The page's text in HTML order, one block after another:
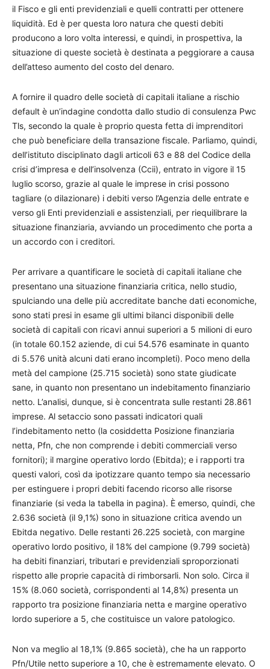
il Fisco e gli enti previdenziali e quelli contratti per ottenere
liquidità. Ed è per questa loro natura che questi debiti
producono a loro volta interessi, e quindi, in prospettiva, la
situazione di queste società è destinata a peggiorare a causa
dell’atteso aumento del costo del denaro.
A fornire il quadro delle società di capitali italiane a rischio
default è un’indagine condotta dallo studio di consulenza Pwc
Tls, secondo la quale è proprio questa fetta di imprenditori
che può beneficiare della transazione fiscale. Parliamo, quindi,
dell’istituto disciplinato dagli articoli 63 e 88 del Codice della
crisi d’impresa e dell’insolvenza (Ccii), entrato in vigore il 15
luglio scorso, grazie al quale le imprese in crisi possono
tagliare (o dilazionare) i debiti verso l’Agenzia delle entrate e
verso gli Enti previdenziali e assistenziali, per riequilibrare la
situazione finanziaria, avviando un procedimento che porta a
un accordo con i creditori.
Per arrivare a quantificare le società di capitali italiane che
presentano una situazione finanziaria critica, nello studio,
spulciando una delle più accreditate banche dati economiche,
sono stati presi in esame gli ultimi bilanci disponibili delle
società di capitali con ricavi annui superiori a 5 milioni di euro
(in totale 60.152 aziende, di cui 54.576 esaminate in quanto
di 5.576 unità alcuni dati erano incompleti). Poco meno della
metà del campione (25.715 società) sono state giudicate
sane, in quanto non presentano un indebitamento finanziario
netto. L’analisi, dunque, si è concentrata sulle restanti 28.861
imprese. Al setaccio sono passati indicatori quali
l’indebitamento netto (la cosiddetta Posizione finanziaria
netta, Pfn, che non comprende i debiti commerciali verso
fornitori); il margine operativo lordo (Ebitda); e i rapporti tra
questi valori, così da ipotizzare quanto tempo sia necessario
per estinguere i propri debiti facendo ricorso alle risorse
finanziarie (si veda la tabella in pagina). È emerso, quindi, che
2.636 società (il 9,1%) sono in situazione critica avendo un
Ebitda negativo. Delle restanti 26.225 società, con margine
operativo lordo positivo, il 18% del campione (9.799 società)
ha debiti finanziari, tributari e previdenziali sproporzionati
rispetto alle proprie capacità di rimborsarli. Non solo. Circa il
15% (8.060 società, corrispondenti al 14,8%) presenta un
rapporto tra posizione finanziaria netta e margine operativo
lordo superiore a 5, che costituisce un valore patologico.
Non va meglio al 18,1% (9.865 società), che ha un rapporto
Pfn/Utile netto superiore a 10, che è estremamente elevato. O